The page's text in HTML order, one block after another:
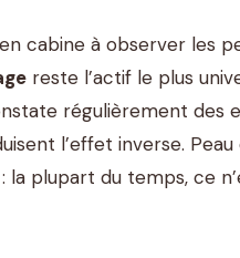
cabine à observer les
reste l’actif le plus
régulièrement des
l’effet inverse.
la plupart du temps, ce